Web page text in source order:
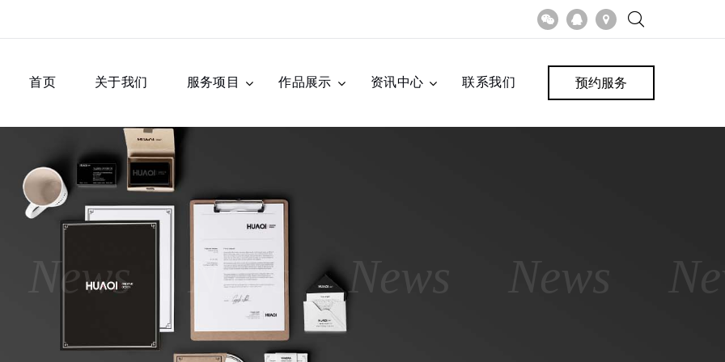
预约服务
首页 关于我们 服务项目 作品展示 资讯中心 联系我们
News News News News